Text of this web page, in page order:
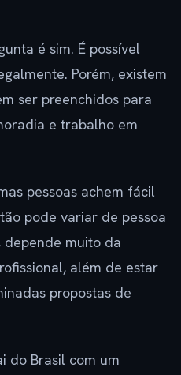
é sim. É possível
Porém, existem
ser preenchidos para
e trabalho em
pessoas achem fácil
pode variar de pessoa
depende muito da
além de estar
propostas de
do Brasil com um